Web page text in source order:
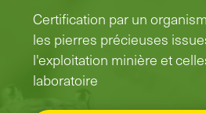
Certification par un
les pierres précieuses
l'exploitation minière et
laboratoire